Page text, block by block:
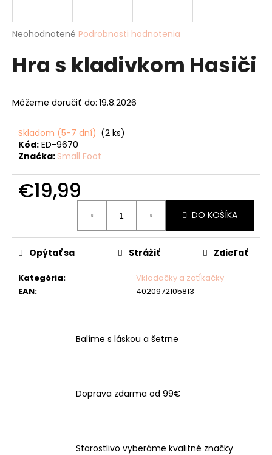
Priemerné
produktu
je
5
hviezdičiek.
Neohodnotené Podrobnosti hodnotenia
Hra s kladivkom Hasiči
Môžeme doručiť do: 19.8.2026
Skladom (5-7 dní) (2 ks)
Kód: ED-9670
Značka: Small Foot
€19,99
DO KOŠÍKA
Kategória:
Vkladačky a zatĺkačky
EAN: 4020972105813
Opýtať sa Strážiť Zdieľať
Balíme s láskou a šetrne
Doprava zdarma od 99€
Starostlivo vyberáme kvalitné značky
j
ť
?
HĽADAŤ
O
o
ú
č
a